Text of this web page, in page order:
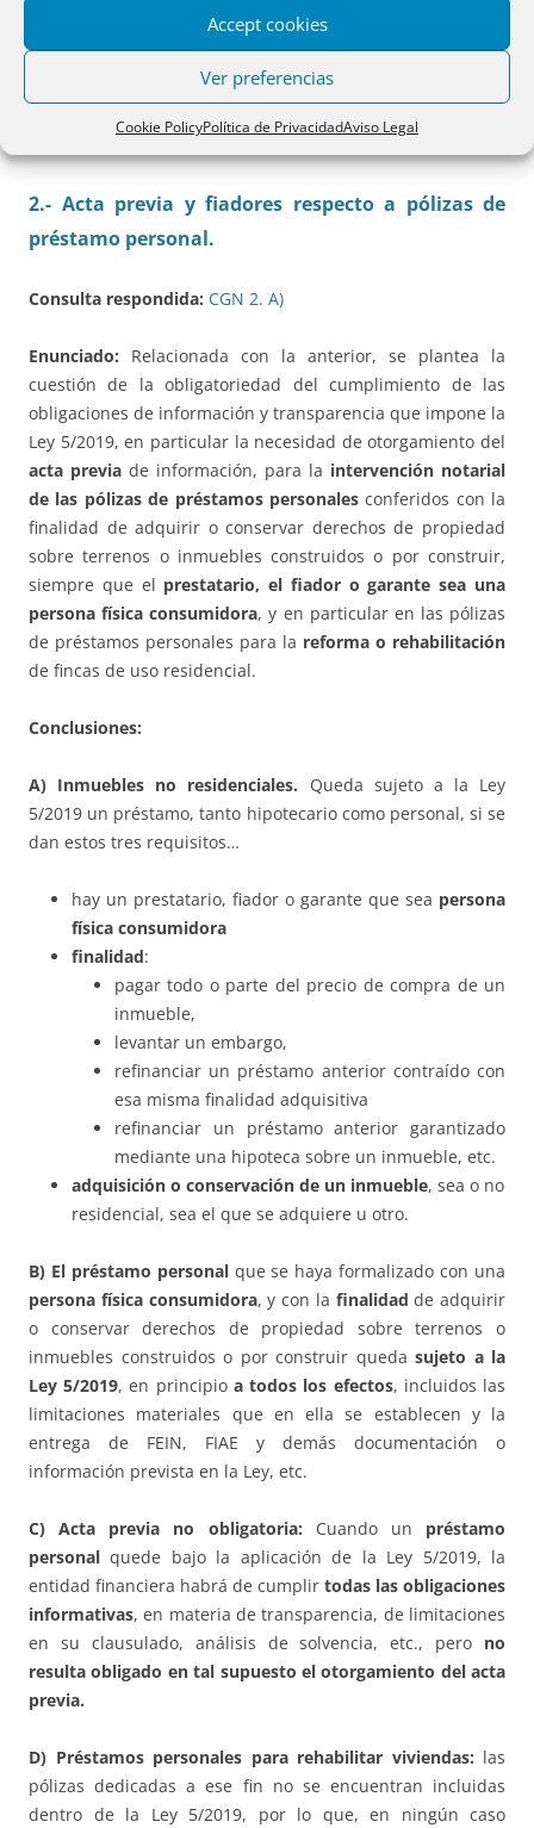
Accept cookies
Ver preferencias
Cookie PolicyPolítica de PrivacidadAviso Legal
resultará indiferente que la persona jurídica destine ese
inmueble a una finalidad residencial (construir viviendas
para su venta) o no residencial.
2.- Acta previa y fiadores respecto a pólizas de
préstamo personal.
Consulta respondida: CGN 2. A)
Enunciado: Relacionada con la anterior, se plantea la
cuestión de la obligatoriedad del cumplimiento de las
obligaciones de información y transparencia que impone la
Ley 5/2019, en particular la necesidad de otorgamiento del
acta previa de información, para la intervención notarial
de las pólizas de préstamos personalesconferidos con la
finalidad de adquirir o conservar derechos de propiedad
sobre terrenos o inmuebles construidos o por construir,
siempre que el prestatario, el fiador o garante sea una
persona física consumidora, y en particular en las pólizas
de préstamos personales para la reforma o rehabilitación
de fincas de uso residencial.
Conclusiones:
A) Inmuebles no residenciales. Queda sujeto a la Ley
5/2019 un préstamo, tanto hipotecario como personal, si se
dan estos tres requisitos…
hay un prestatario, fiador o garante que sea persona
física consumidora
finalidad:
pagar todo o parte del precio de compra de un
inmueble,
levantar un embargo,
refinanciar un préstamo anterior contraído con
esa misma finalidad adquisitiva
refinanciar un préstamo anterior garantizado
mediante una hipoteca sobre un inmueble, etc.
adquisición o conservación de un inmueble, sea o no
residencial, sea el que se adquiere u otro.
B) El préstamo personalque se haya formalizado con una
persona física consumidora, y con la finalidad de adquirir
o conservar derechos de propiedad sobre terrenos o
inmuebles construidos o por construir queda sujeto a la
Ley 5/2019, en principio a todos los efectos, incluidos las
limitaciones materiales que en ella se establecen y la
entrega de FEIN, FIAE y demás documentación o
información prevista en la Ley, etc.
C) Acta previa no obligatoria: Cuando un préstamo
personal quede bajo la aplicación de la Ley 5/2019, la
entidad financiera habrá de cumplir todas las obligaciones
informativas, en materia de transparencia, de limitaciones
en su clausulado, análisis de solvencia, etc., pero no
resulta obligado en tal supuesto el otorgamiento del acta
previa.
D) Préstamos personales para rehabilitar viviendas: las
pólizas dedicadas a ese fin no se encuentran incluidas
dentro de la Ley 5/2019, por lo que, en ningún caso